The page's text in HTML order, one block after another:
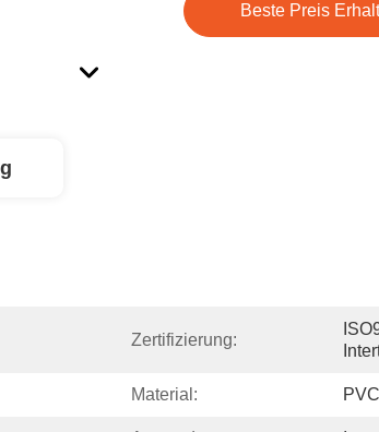
Beste Preis
Zertifizierung:
Material: